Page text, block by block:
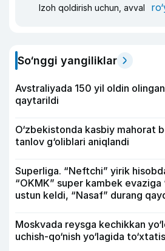
Izoh qoldirish uchun, avval
So‘nggi yangiliklar
Avstraliyada 150 yil oldin
qaytarildi
O‘zbekistonda kasbiy mahorat
tanlov g‘oliblari aniqlandi
Superliga. “Neftchi” yirik
“OKMK” super kambek evaziga
ustun keldi, “Nasaf” durang
Moskvada reysga kechikkan
uchish-qo‘nish yo‘lagida